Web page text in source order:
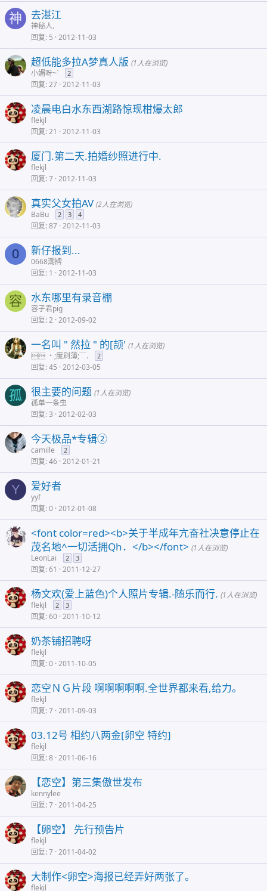
神 去湛江
神秘人.
回复 5 2012-11-03
超低能多拉A梦真人版 (1人在浏览)
小媚呀~` 2
回复 27 2012-11-03
凌晨电白水东西湖路惊现柑爆太郎
flekjl
回复 21 2012-11-03
厦门.第二天.拍婚纱照进行中.
flekjl
回复 7 2012-11-03
真实父女拍AV (2人在浏览)
BaBu 2 3 4
回复 87 2012-11-03
0 新仔报到...
0668潮牌
回复 1 2012-11-03
容 水东哪里有录音棚
容子君pig
回复 2 2012-09-02
一名叫 " 然拉 " 的[颉' (1人在浏览)
 ・;度刷薄;￣. 2
回复 45 2012-03-05
孤 很主要的问题 (1人在浏览)
孤单一条虫
回复 3 2012-02-03
今天极品*专辑②
camille 2
回复 46 2012-01-21
Y 爱好者
yyf
回复 0 2012-01-08
<font color=red><b>关于半成年亢奋社决意停止在
茂名地^一切活拥Qh．</b></font> (1人在浏览)
LeonLai 2 3
回复 61 2011-12-27
杨文欢(爱上蓝色)个人照片专辑.-随乐而行. (1人在浏览)
flekjl 2 3
回复 60 2011-10-12
奶茶铺招聘呀
flekjl
回复 0 2011-10-05
恋空ＮＧ片段 啊啊啊啊啊.全世界都来看,给力。
flekjl
回复 7 2011-09-03
03.12号 相约八两金[卵空 特约]
flekjl
回复 8 2011-06-16
【恋空】第三集傲世发布
kennylee
回复 7 2011-04-25
【卵空】 先行预告片
flekjl
回复 7 2011-04-02
大制作<卵空>海报已经弄好两张了。
flekjl